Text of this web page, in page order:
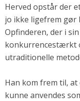
Herved opstår der
jo ikke ligefrem
Opfinderen, der i
konkurrencestærkt
utraditionelle
Han kom frem til,
kunne anvendes